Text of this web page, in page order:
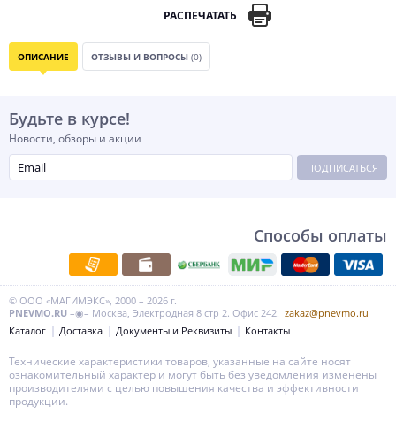
РАСПЕЧАТАТЬ
ОПИСАНИЕ ОТЗЫВЫ И ВОПРОСЫ (0)
Будьте в курсе!
Новости, обзоры и акции
ПОДПИСАТЬСЯ
Способы оплаты
© ООО «МАГИМЭКС», 2000 – 2026 г.
PNEVMO.RU –◉– Москва, Электродная 8 стр 2. Офис 242. zakaz@pnevmo.ru
Каталог
Доставка Документы и Реквизиты Контакты
Технические характеристики товаров, указанные на сайте носят
ознакомительный характер и могут быть без уведомления изменены
производителями с целью повышения качества и эффективности
продукции.